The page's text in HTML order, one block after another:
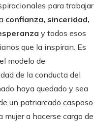
para trabajar
confianza, sinceridad,
y todos esos
que la inspiran. Es
modelo de
de la conducta del
haya quedado y sea
un patriarcado casposo
mujer a hacerse cargo de